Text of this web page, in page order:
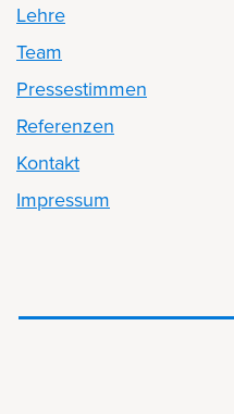
Lehre
Team
Pressestimmen
Referenzen
Kontakt
Impressum